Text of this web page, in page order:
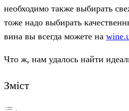
необходимо также выбирать
тоже надо выбирать
вина вы всегда можете на
Что ж, нам удалось найти
Зміст